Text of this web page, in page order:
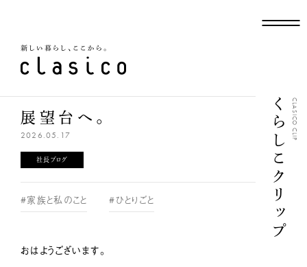
くらしこクリップCLASICO CLIP
展望台へ。
2026.05.17
社長ブログ
#家族と私のこと #ひとりごと
おはようございます。